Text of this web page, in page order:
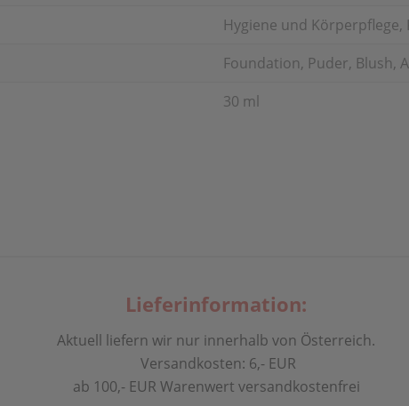
Hygiene und
Foundation, Puder, Blush,
30 ml
Lieferinformation:
Aktuell liefern wir nur innerhalb von Österreich.
Versandkosten: 6,- EUR
ab 100,- EUR Warenwert versandkostenfrei